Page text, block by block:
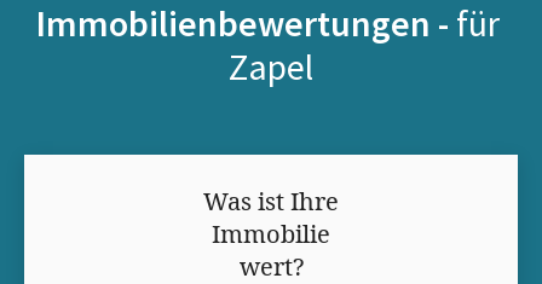
Immobilienbewertungen - für
Zapel
Was ist Ihre
Immobilie
wert?